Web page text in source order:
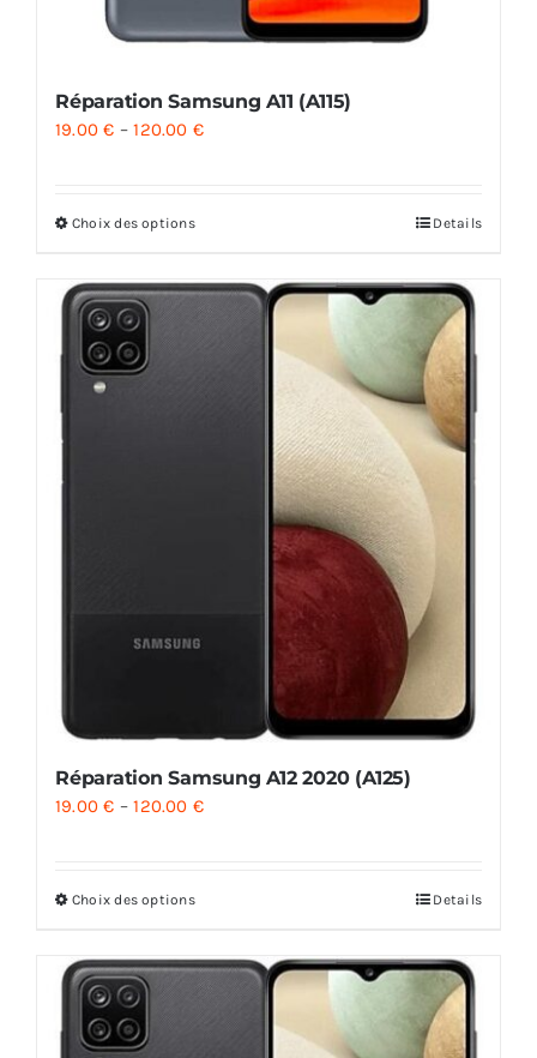
Réparation Samsung A11 (A115)
19.00€ –120.00 €
Choix des options Details
Réparation Samsung A12 2020 (A125)
19.00€ –120.00 €
Choix des options Details